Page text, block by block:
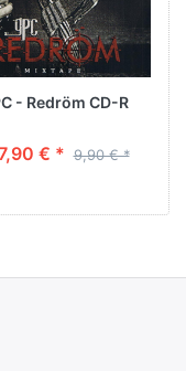
- Redröm CD-R
€ * 9,90 € *